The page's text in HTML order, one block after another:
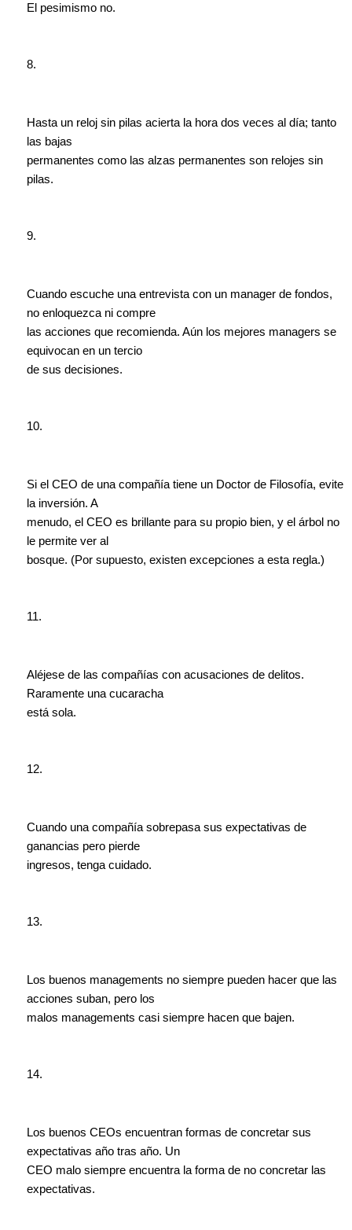
El pesimismo no.
8.
Hasta un reloj sin pilas acierta la hora dos veces al día; tanto
las bajas
permanentes como las alzas permanentes son relojes sin
pilas.
9.
Cuando escuche una entrevista con un manager de fondos,
no enloquezca ni compre
las acciones que recomienda. Aún los mejores managers se
equivocan en un tercio
de sus decisiones.
10.
Si el CEO de una compañía tiene un Doctor de Filosofía, evite
la inversión. A
menudo, el CEO es brillante para su propio bien, y el árbol no
le permite ver al
bosque. (Por supuesto, existen excepciones a esta regla.)
11.
Aléjese de las compañías con acusaciones de delitos.
Raramente una cucaracha
está sola.
12.
Cuando una compañía sobrepasa sus expectativas de
ganancias pero pierde
ingresos, tenga cuidado.
13.
Los buenos managements no siempre pueden hacer que las
acciones suban, pero los
malos managements casi siempre hacen que bajen.
14.
Los buenos CEOs encuentran formas de concretar sus
expectativas año tras año. Un
CEO malo siempre encuentra la forma de no concretar las
expectativas.